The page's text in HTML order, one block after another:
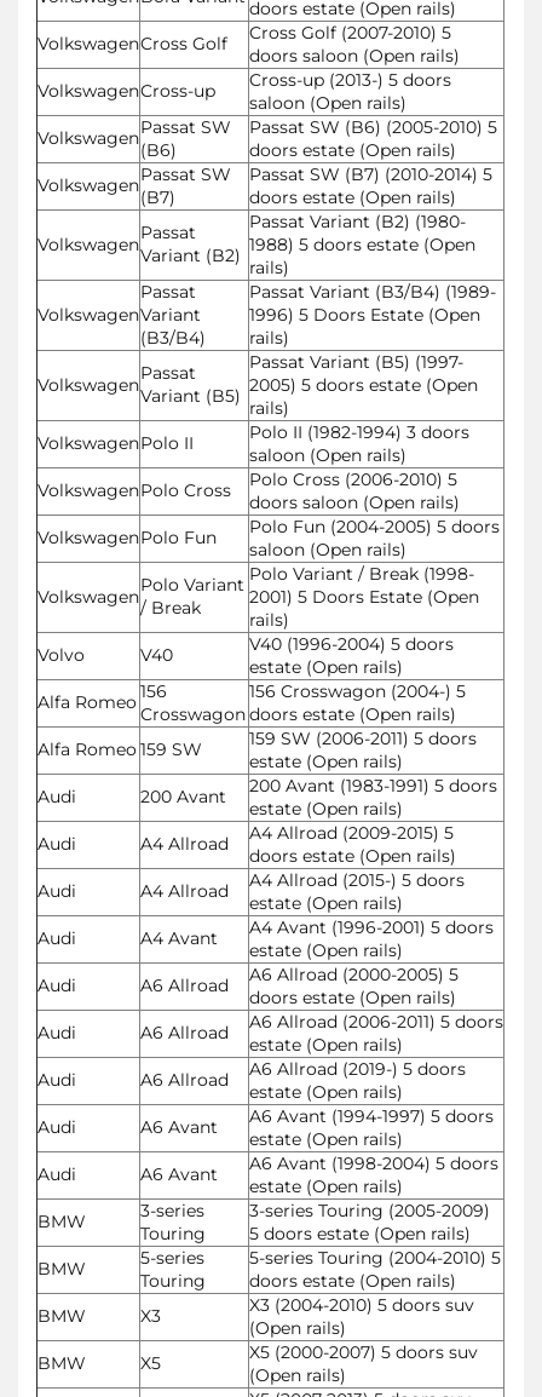
doors estate (Open rails)
VolkswagenCross Golf
Cross Golf (2007-2010) 5
doors saloon (Open rails)
VolkswagenCross-up
Cross-up (2013-) 5 doors
saloon (Open rails)
VolkswagenPassat SW
(B6)
Passat SW (B6) (2005-2010) 5
doors estate (Open rails)
VolkswagenPassat SW
(B7)
Passat SW (B7) (2010-2014) 5
doors estate (Open rails)
Volkswagen
Passat
Variant (B2)
Passat Variant (B2) (1980-
1988) 5 doors estate (Open
rails)
Volkswagen
Passat
Variant
(B3/B4)
Passat Variant (B3/B4) (1989-
1996) 5 Doors Estate (Open
rails)
Volkswagen
Passat
Variant (B5)
Passat Variant (B5) (1997-
2005) 5 doors estate (Open
rails)
VolkswagenPolo II
Polo II (1982-1994) 3 doors
saloon (Open rails)
VolkswagenPolo Cross
Polo Cross (2006-2010) 5
doors saloon (Open rails)
VolkswagenPolo Fun
Polo Fun (2004-2005) 5 doors
saloon (Open rails)
Volkswagen
Polo Variant
/ Break
Polo Variant / Break (1998-
2001) 5 Doors Estate (Open
rails)
Volvo
V40
V40 (1996-2004) 5 doors
estate (Open rails)
Alfa Romeo156
Crosswagon
156 Crosswagon (2004-) 5
doors estate (Open rails)
Alfa Romeo159 SW
159 SW (2006-2011) 5 doors
estate (Open rails)
Audi
200 Avant
200 Avant (1983-1991) 5 doors
estate (Open rails)
Audi
A4 Allroad
A4 Allroad (2009-2015) 5
doors estate (Open rails)
Audi
A4 Allroad
A4 Allroad (2015-) 5 doors
estate (Open rails)
Audi
A4 Avant
A4 Avant (1996-2001) 5 doors
estate (Open rails)
Audi
A6 Allroad
A6 Allroad (2000-2005) 5
doors estate (Open rails)
Audi
A6 Allroad
A6 Allroad (2006-2011) 5 doors
estate (Open rails)
Audi
A6 Allroad
A6 Allroad (2019-) 5 doors
estate (Open rails)
Audi
A6 Avant
A6 Avant (1994-1997) 5 doors
estate (Open rails)
Audi
A6 Avant
A6 Avant (1998-2004) 5 doors
estate (Open rails)
BMW
3-series
Touring
3-series Touring (2005-2009)
5 doors estate (Open rails)
BMW
5-series
Touring
5-series Touring (2004-2010) 5
doors estate (Open rails)
BMW
X3
X3 (2004-2010) 5 doors suv
(Open rails)
BMW
X5
X5 (2000-2007) 5 doors suv
(Open rails)